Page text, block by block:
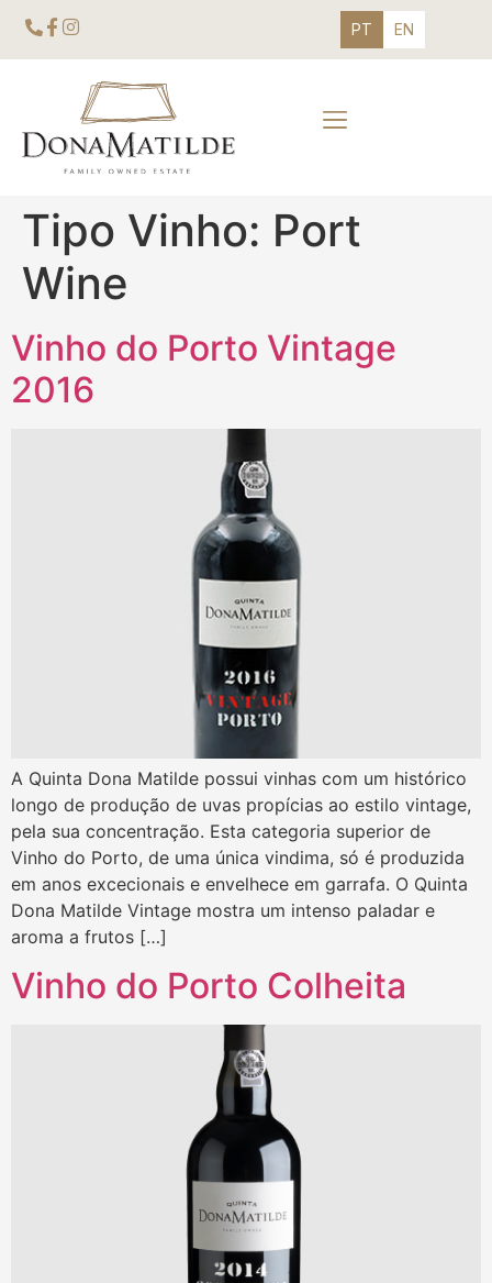
PT EN
Tipo Vinho: Port
Wine
Vinho do Porto Vintage
2016
A Quinta Dona Matilde possui vinhas com um histórico
longo de produção de uvas propícias ao estilo vintage,
pela sua concentração. Esta categoria superior de
Vinho do Porto, de uma única vindima, só é produzida
em anos excecionais e envelhece em garrafa. O Quinta
Dona Matilde Vintage mostra um intenso paladar e
aroma a frutos […]
Vinho do Porto Colheita